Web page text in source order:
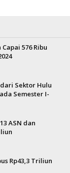
576 Ribu
Sektor Hulu
Semester I-
ASN dan
Rp43,3 Triliun